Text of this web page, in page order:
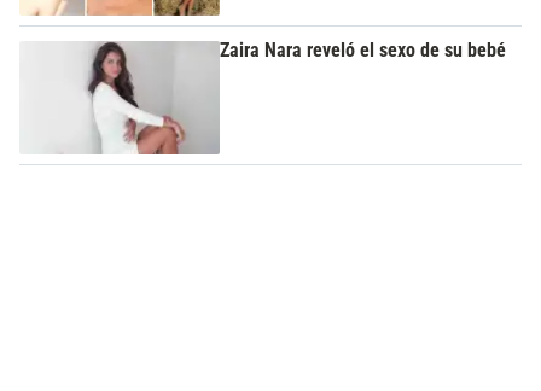
Zaira Nara reveló el sexo de su bebé